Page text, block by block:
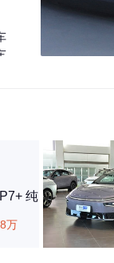
纯
万